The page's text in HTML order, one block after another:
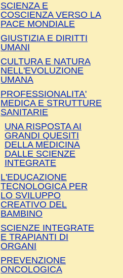
SCIENZA E
COSCIENZA VERSO LA
PACE MONDIALE
GIUSTIZIA E DIRITTI
UMANI
CULTURA E NATURA
NELL'EVOLUZIONE
UMANA
PROFESSIONALITA'
MEDICA E STRUTTURE
SANITARIE
UNA RISPOSTA AI
GRANDI QUESITI
DELLA MEDICINA
DALLE SCIENZE
INTEGRATE
L'EDUCAZIONE
TECNOLOGICA PER
LO SVILUPPO
CREATIVO DEL
BAMBINO
SCIENZE INTEGRATE
E TRAPIANTI DI
ORGANI
PREVENZIONE
ONCOLOGICA